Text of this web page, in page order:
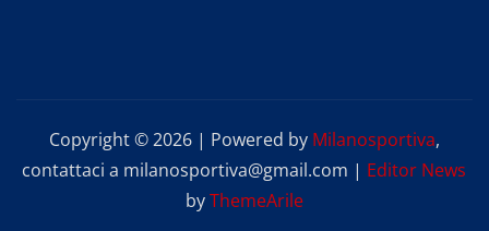
Copyright © 2026 | Powered by Milanosportiva,
contattaci a milanosportiva@gmail.com | Editor News
byThemeArile